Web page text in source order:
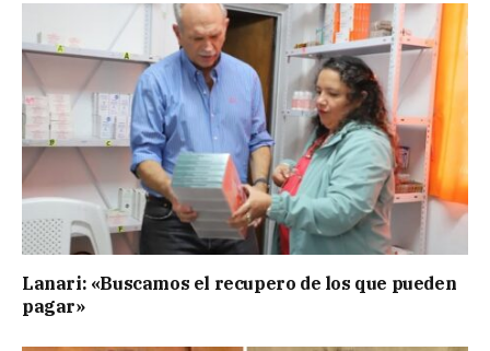
Lanari: «Buscamos el recupero de los que pueden
pagar»